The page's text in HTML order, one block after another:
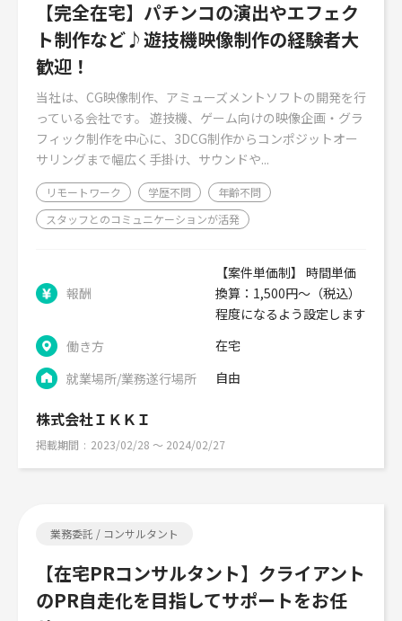
【完全在宅】パチンコの演出やエフェク
ト制作など♪遊技機映像制作の経験者大
歓迎！
当社は、CG映像制作、アミューズメントソフトの開発を行
っている会社です。 遊技機、ゲーム向けの映像企画・グラ
フィック制作を中心に、3DCG制作からコンポジットオー
サリングまで幅広く手掛け、サウンドや...
リモートワーク 学歴不問
年齢不問
スタッフとのコミュニケーションが活発
報酬
【案件単価制】 時間単価
換算：1,500円～（税込）
程度になるよう設定します
働き方
在宅
就業場所/業務遂行場所
自由
株式会社ＩＫＫＩ
掲載期間 2023/02/28 〜 2024/02/27
業務委託 / コンサルタント
【在宅PRコンサルタント】クライアント
のPR自走化を目指してサポートをお任